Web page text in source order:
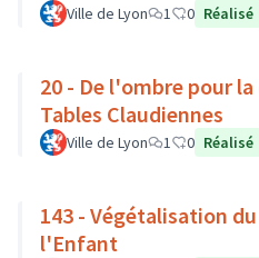
Ville de Lyon 1 0 Réalisé
20 - De l'ombre pour
Tables Claudiennes
Ville de Lyon 1 0 Réalisé
143 - Végétalisation
l'Enfant